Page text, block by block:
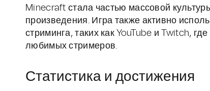
Minecraft стала частью массовой
произведения. Игра также активно
стриминга, таких как YouTube и Twitch,
любимых стримеров.
Статистика и достижения